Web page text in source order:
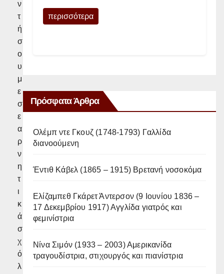
ν
τ
ή
σ
ο
υ
μ
ε
σ
ε
α
ρ
ν
η
τ
ι
κ
ά
σ
χ
ό
λ
περισσότερα
Πρόσφατα Άρθρα
Ολέμπ ντε Γκουζ (1748-1793) Γαλλίδα
διανοούμενη
Έντιθ Κάβελ (1865 – 1915) Βρετανή νοσοκόμα
Ελίζαμπεθ Γκάρετ Άντερσον (9 Ιουνίου 1836 –
17 Δεκεμβρίου 1917) Αγγλίδα γιατρός και
φεμινίστρια
Νίνα Σιμόν (1933 – 2003) Αμερικανίδα
τραγουδίστρια, στιχουργός και πιανίστρια